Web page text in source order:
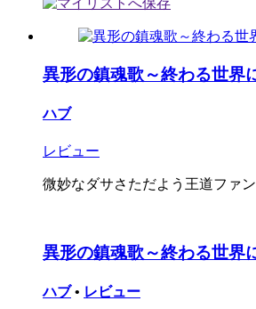
異形の鎮魂歌～終わる世界
ハブ
レビュー
微妙なダサさただよう王道ファ
異形の鎮魂歌～終わる世界
ハブ • レビュー